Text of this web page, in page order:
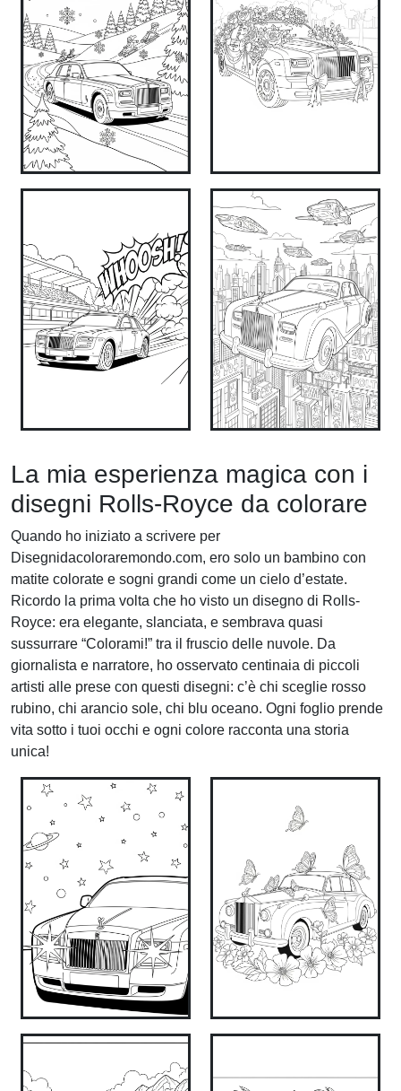
La mia esperienza magica con i
disegni Rolls-Royce da colorare
Quando ho iniziato a scrivere per
Disegnidacoloraremondo.com, ero solo un bambino con
matite colorate e sogni grandi come un cielo d’estate.
Ricordo la prima volta che ho visto un disegno di Rolls-
Royce: era elegante, slanciata, e sembrava quasi
sussurrare “Colorami!” tra il fruscio delle nuvole. Da
giornalista e narratore, ho osservato centinaia di piccoli
artisti alle prese con questi disegni: c’è chi sceglie rosso
rubino, chi arancio sole, chi blu oceano. Ogni foglio prende
vita sotto i tuoi occhi e ogni colore racconta una storia
unica!